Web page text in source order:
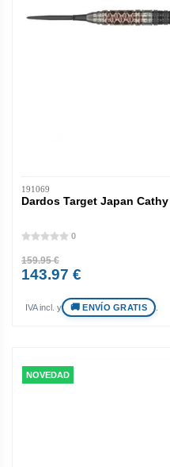
191069
Dardos Target Japan
0
159.95 €
143.97 €
IVA incl. y ENVÍO GRATIS .
NOVEDAD